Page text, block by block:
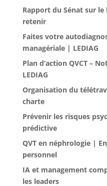
Rapport du Sénat sur
retenir
Faites votre
managériale | LEDIAG
Plan d’action QVCT –
LEDIAG
Organisation du
charte
Prévenir les risques
prédictive
QVT en néphrologie |
personnel
IA et management
les leaders